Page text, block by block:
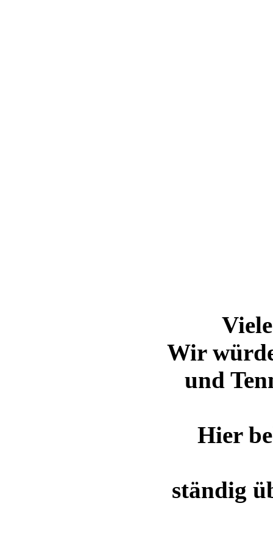
Wir
und
Hier
ständig